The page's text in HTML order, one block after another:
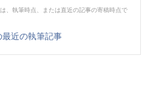
、執筆時点、または直近の記事の寄稿時点で
近の執筆記事